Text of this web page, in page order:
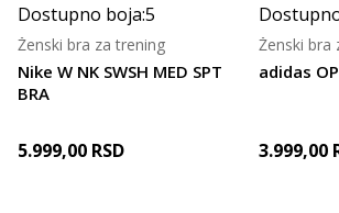
Dostupno boja:5
Nike W NK SWSH MED SPT
BRA
Ženski bra za trening
5.999,00 RSD
adidas
Ženski bra
3.999,00